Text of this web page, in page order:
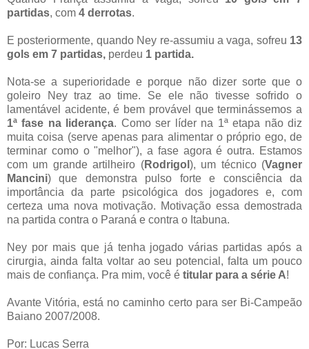
partidas, com 4 derrotas.
E posteriormente, quando Ney re-assumiu a vaga, sofreu 13
gols em 7 partidas, perdeu 1 partida.
Nota-se a superioridade e porque não dizer sorte que o
goleiro Ney traz ao time. Se ele não tivesse sofrido o
lamentável acidente, é bem provável que terminássemos a
1ª fase na liderança. Como ser líder na 1ª etapa não diz
muita coisa (serve apenas para alimentar o próprio ego, de
terminar como o "melhor"), a fase agora é outra. Estamos
com um grande artilheiro (Rodrigol ), um técnico (Vagner
Mancini) que demonstra pulso forte e consciência da
importância da parte psicológica dos jogadores e, com
certeza uma nova motivação. Motivação essa demostrada
na partida contra o Paraná e contra o Itabuna.
Ney por mais que já tenha jogado várias partidas após a
cirurgia, ainda falta voltar ao seu potencial, falta um pouco
mais de confiança. Pra mim, você é titular para a série A!
Avante Vitória, está no caminho certo para ser Bi-Campeão
Baiano 2007/2008.
Por: Lucas Serra